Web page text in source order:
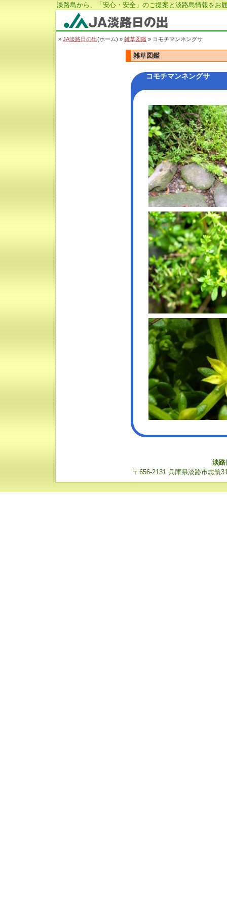
淡路島から、「安心・安全」のご提案と淡路島情報をお
JA淡路日の出
» JA淡路日の出(ホーム) » 雑草図鑑 » コモチマンネングサ
雑草図鑑
コモチマンネングサ
淡路
〒656-2131 兵庫県淡路市志筑